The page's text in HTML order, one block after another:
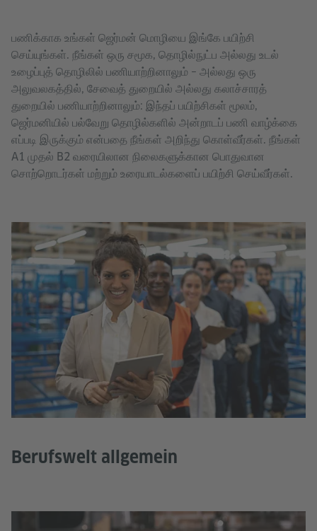
பணிக்காக உங்கள் ஜெர்மன் மொழியை இங்கே பயிற்சி
செய்யுங்கள். நீங்கள் ஒரு சமூக, தொழில்நுட்ப அல்லது உடல்
உழைப்புத் தொழிலில் பணியாற்றினாலும் – அல்லது ஒரு
அலுவலகத்தில், சேவைத் துறையில் அல்லது கலாச்சாரத்
துறையில் பணியாற்றினாலும்: இந்தப் பயிற்சிகள் மூலம்,
ஜெர்மனியில் பல்வேறு தொழில்களில் அன்றாடப் பணி வாழ்க்கை
எப்படி இருக்கும் என்பதை நீங்கள் அறிந்து கொள்வீர்கள். நீங்கள்
A1 முதல் B2 வரையிலான நிலைகளுக்கான பொதுவான
சொற்றொடர்கள் மற்றும் உரையாடல்களைப் பயிற்சி செய்வீர்கள்.
Berufswelt allgemein